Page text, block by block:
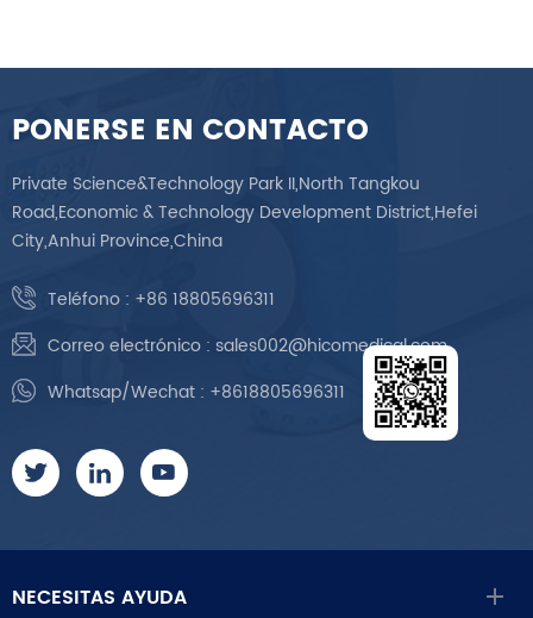
PONERSE EN CONTACTO
Private Science&Technology Park II,North Tangkou
Road,Economic & Technology Development District,Hefei
City,Anhui Province,China
Teléfono : +86 18805696311
Correo electrónico : sales002@hicomedical.com
Whatsap/Wechat : +8618805696311
NECESITAS AYUDA